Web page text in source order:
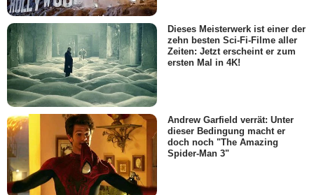
Dieses Meisterwerk ist einer der
zehn besten Sci-Fi-Filme aller
Zeiten: Jetzt erscheint er zum
ersten Mal in 4K!
Andrew Garfield verrät: Unter
dieser Bedingung macht er
doch noch "The Amazing
Spider-Man 3"